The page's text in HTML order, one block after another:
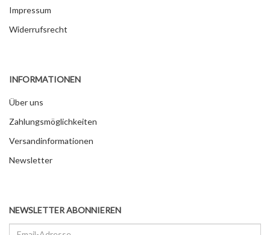
Impressum
Widerrufsrecht
INFORMATIONEN
Über uns
Zahlungsmöglichkeiten
Versandinformationen
Newsletter
NEWSLETTER ABONNIEREN